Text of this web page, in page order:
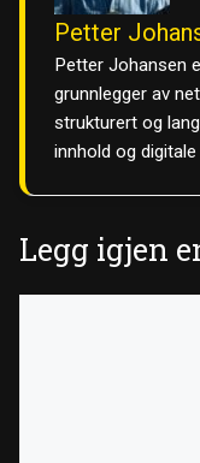
Petter
Petter Johansen
grunnlegger av
strukturert og
innhold og
Legg igjen